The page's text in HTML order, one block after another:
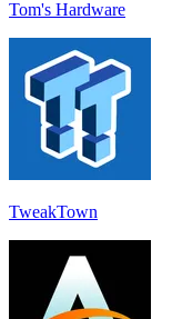
Tom's Hardware
TweakTown